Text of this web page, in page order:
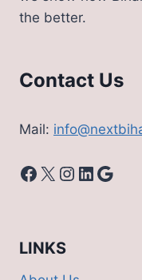
the better.
Contact Us
Mail:
Facebook
X Instagram
LinkedIn
LINKS